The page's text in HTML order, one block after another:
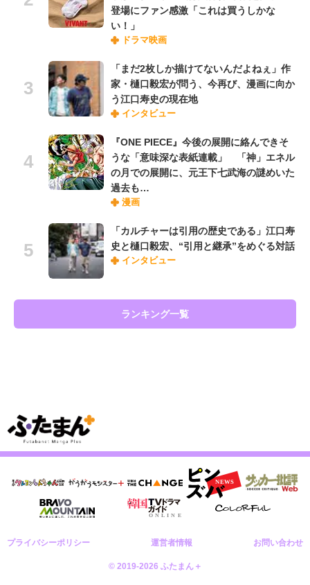
登場にファン感激「これは買うしかな
い！」
ドラマ映画
「まだ2枚しか描けてないんだよねぇ」作
家・樋口毅宏が問う、今再び、漫画に向か
う江口寿史の現在地
インタビュー
『ONE PIECE』今後の展開に絡んできそ
うな「意味深な表紙連載」 「神」エネル
の月での展開に、元王下七武海の謎めいた
過去も…
漫画
「カルチャーは引用の歴史である」江口寿
史と樋口毅宏、“引用と継承”をめぐる対話
インタビュー
ランキング一覧
プライバシーポリシー 運営者情報 お問い合わせ
© 2019-2026 ふたまん＋